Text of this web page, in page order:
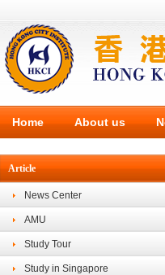
Home About us
Article
News Center
AMU
Study Tour
Study in Singapore